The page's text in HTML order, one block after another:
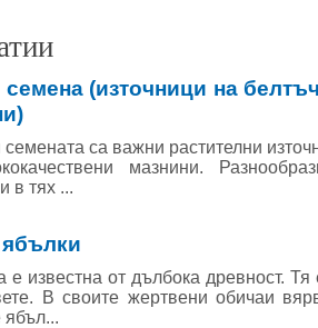
(източници на
семената са важни растителни
мазнини.
в тях ...
е известна от дълбока древност.
В своите жертвени обичаи
ябъл...